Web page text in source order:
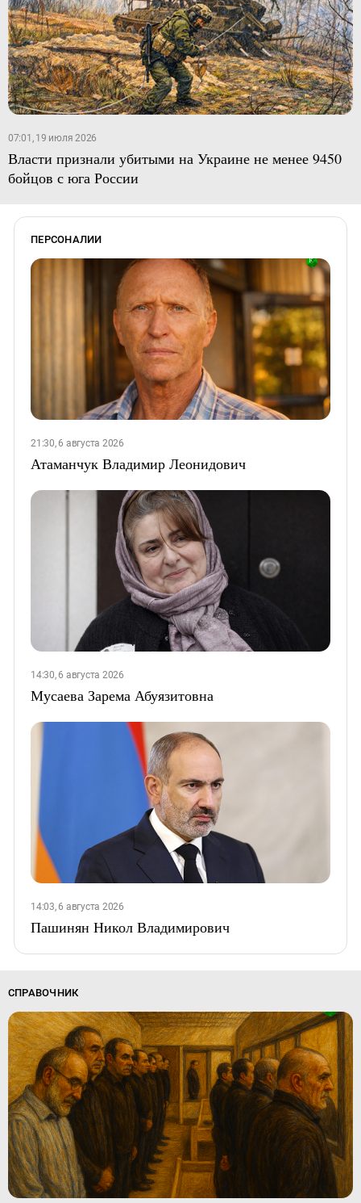
07:01, 19 июля 2026
Власти признали убитыми на Украине не менее 9450
бойцов с юга России
ПЕРСОНАЛИИ
21:30, 6 августа 2026
Атаманчук Владимир Леонидович
14:30, 6 августа 2026
Мусаева Зарема Абуязитовна
14:03, 6 августа 2026
Пашинян Никол Владимирович
СПРАВОЧНИК